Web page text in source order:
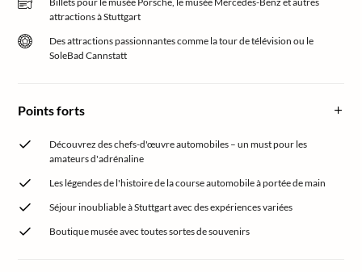
attractions à Stuttgart
Des attractions passionnantes comme la tour de télévision ou le
SoleBad Cannstatt
Points forts
Découvrez des chefs-d'œuvre automobiles – un must pour les
amateurs d'adrénaline
Les légendes de l'histoire de la course automobile à portée de main
Séjour inoubliable à Stuttgart avec des expériences variées
Boutique musée avec toutes sortes de souvenirs